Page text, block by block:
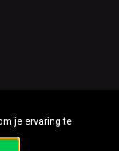
je ervaring te